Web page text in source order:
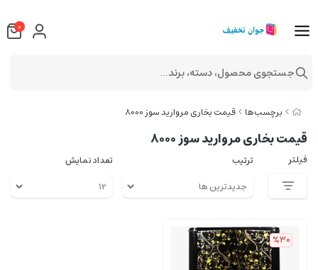
برچسب‌ها قیمت بخاری مروارید سوز 8000
قیمت بخاری مروارید سوز 8000
فیلتر ترتیب تعداد نمایش
%30
0
جستجوی محصول، دسته، برند...